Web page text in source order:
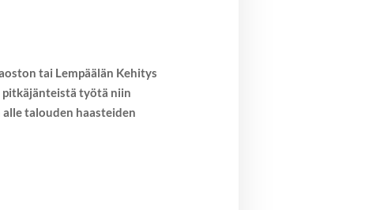
tai Lempäälän Kehitys
pitkäjänteistä työtä niin
talouden haasteiden